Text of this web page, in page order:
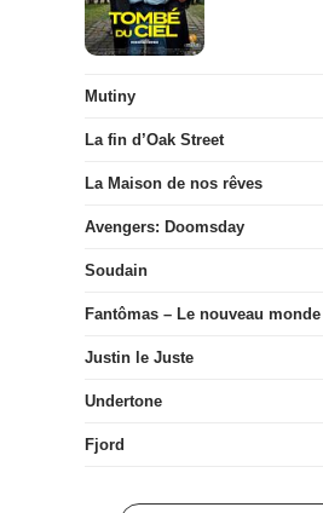
Mutiny
La fin d’Oak Street
La Maison de nos rêves
Avengers: Doomsday
Soudain
Fantômas – Le nouveau monde
Justin le Juste
Undertone
Fjord